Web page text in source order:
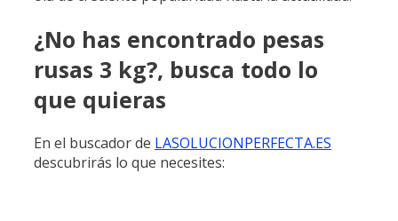
¿No has encontrado pesas
rusas 3 kg?, busca todo lo
que quieras
En el buscador de LASOLUCIONPERFECTA.ES
descubrirás lo que necesites: